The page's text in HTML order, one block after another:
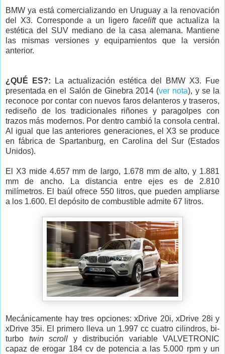
BMW ya está comercializando en Uruguay a la renovación
del X3. Corresponde a un ligero faceliftque actualiza la
estética del SUV mediano de la casa alemana. Mantiene
las mismas versiones y equipamientos que la versión
anterior.
¿QUÉ ES?: La actualización estética del BMW X3. Fue
presentada en el Salón de Ginebra 2014 (ver nota), y se la
reconoce por contar con nuevos faros delanteros y traseros,
rediseño de los tradicionales riñones y paragolpes con
trazos más modernos. Por dentro cambió la consola central.
Al igual que las anteriores generaciones, el X3 se produce
en fábrica de Spartanburg, en Carolina del Sur (Estados
Unidos).
El X3 mide 4.657 mm de largo, 1.678 mm de alto, y 1.881
mm de ancho. La distancia entre ejes es de 2.810
milímetros. El baúl ofrece 550 litros, que pueden ampliarse
a los 1.600. El depósito de combustible admite 67 litros.
Mecánicamente hay tres opciones: xDrive 20i, xDrive 28i y
xDrive 35i. El primero lleva un 1.997 cc cuatro cilindros, bi-
turbo twin scroll y distribución variable VALVETRONIC
capaz de erogar 184 cv de potencia a las 5.000 rpm y un